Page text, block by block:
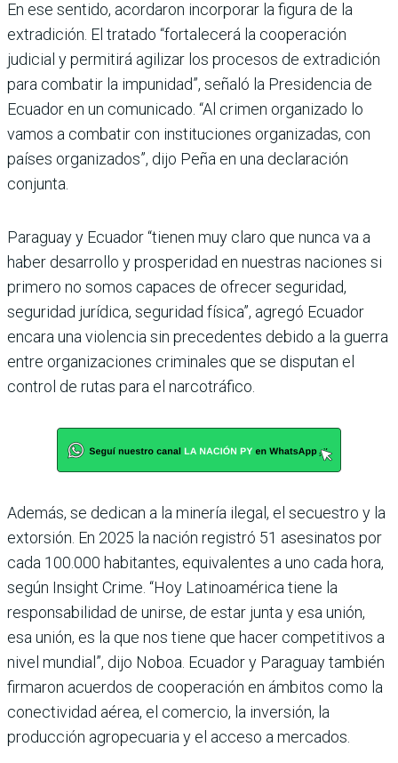
En ese sentido, acordaron incorporar la figura de la
extradición. El tratado “fortalecerá la cooperación
judicial y permitirá agilizar los procesos de extradición
para combatir la impunidad”, señaló la Presidencia de
Ecuador en un comunicado. “Al crimen organizado lo
vamos a combatir con instituciones organizadas, con
países organizados”, dijo Peña en una declaración
conjunta.
Paraguay y Ecuador “tienen muy claro que nunca va a
haber desarrollo y prosperidad en nuestras naciones si
primero no somos capaces de ofrecer seguridad,
seguridad jurídica, seguridad física”, agregó Ecuador
encara una violencia sin precedentes debido a la guerra
entre organizaciones criminales que se disputan el
control de rutas para el narcotráfico.
Además, se dedican a la minería ilegal, el secuestro y la
extorsión. En 2025 la nación registró 51 asesinatos por
cada 100.000 habitantes, equivalentes a uno cada hora,
según Insight Crime. “Hoy Latinoamérica tiene la
responsabilidad de unirse, de estar junta y esa unión,
esa unión, es la que nos tiene que hacer competitivos a
nivel mundial”, dijo Noboa. Ecuador y Paraguay también
firmaron acuerdos de cooperación en ámbitos como la
conectividad aérea, el comercio, la inversión, la
producción agropecuaria y el acceso a mercados.